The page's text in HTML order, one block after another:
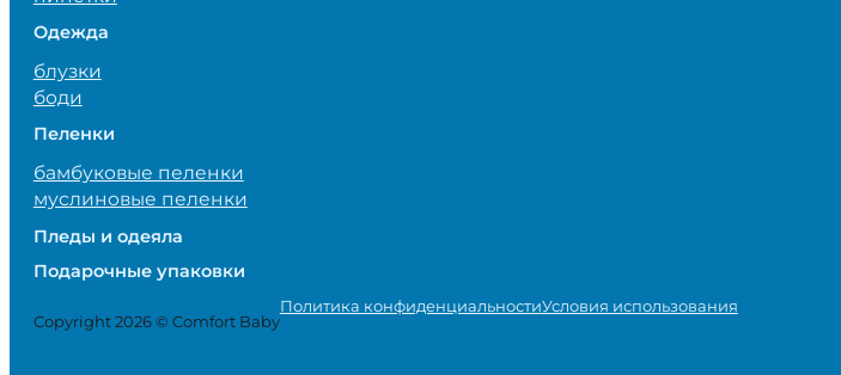
Одежда
блузки
боди
Пеленки
бамбуковые пеленки
муслиновые пеленки
Пледы и одеяла
Подарочные упаковки
Copyright 2026 © Comfort Baby
Политика конфиденциальностиУсловия использования